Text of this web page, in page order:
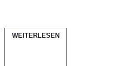
WEITERLESEN